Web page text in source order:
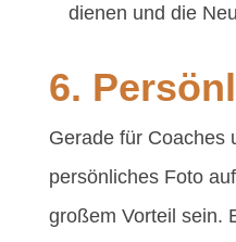
dienen und die
6.
Gerade für Coaches
persönliches Foto
großem Vorteil sein.